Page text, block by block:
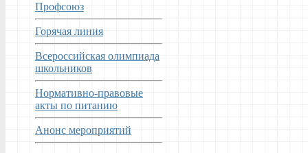
Профсоюз
Горячая линия
Всероссийская олимпиада
школьников
Нормативно-правовые
акты по питанию
Анонс мероприятий